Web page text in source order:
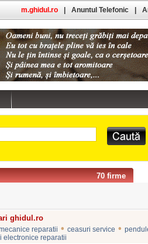
70 firme
ghidul.ro
reparatii • ceasuri service •
electronice reparatii
m.ghidul.ro Anuntul Telefonic